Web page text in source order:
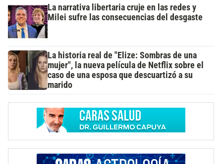
La narrativa libertaria cruje en las redes y
Milei sufre las consecuencias del desgaste
La historia real de "Elize: Sombras de una
mujer", la nueva película de Netflix sobre el
caso de una esposa que descuartizó a su
marido